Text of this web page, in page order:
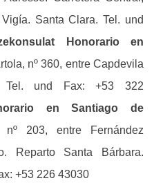
Santa Clara. Tel. und
Honorario en
nº 360, entre Capdevila
Tel. und Fax: +53 322
en Santiago de
203, entre Fernández
Reparto Santa Bárbara.
+53 226 43030